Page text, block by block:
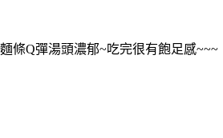
麵條Q彈湯頭濃郁~吃完很有飽足感~~~